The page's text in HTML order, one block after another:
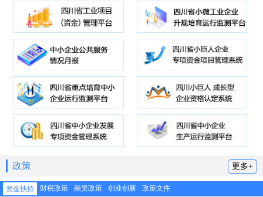
政策 更多+
资金扶持 财税政策 融资政策 创业创新 政策文件